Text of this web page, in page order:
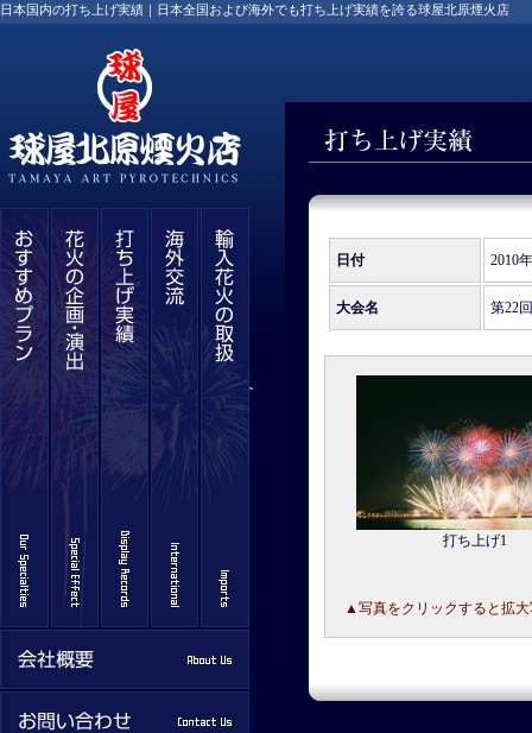
日本国内の打ち上げ実績｜日本全国および海外でも打ち上げ実績を誇る球屋北原煙火店
日付 2010年
大会名 第22
打ち上げ1
▲写真をクリックすると拡